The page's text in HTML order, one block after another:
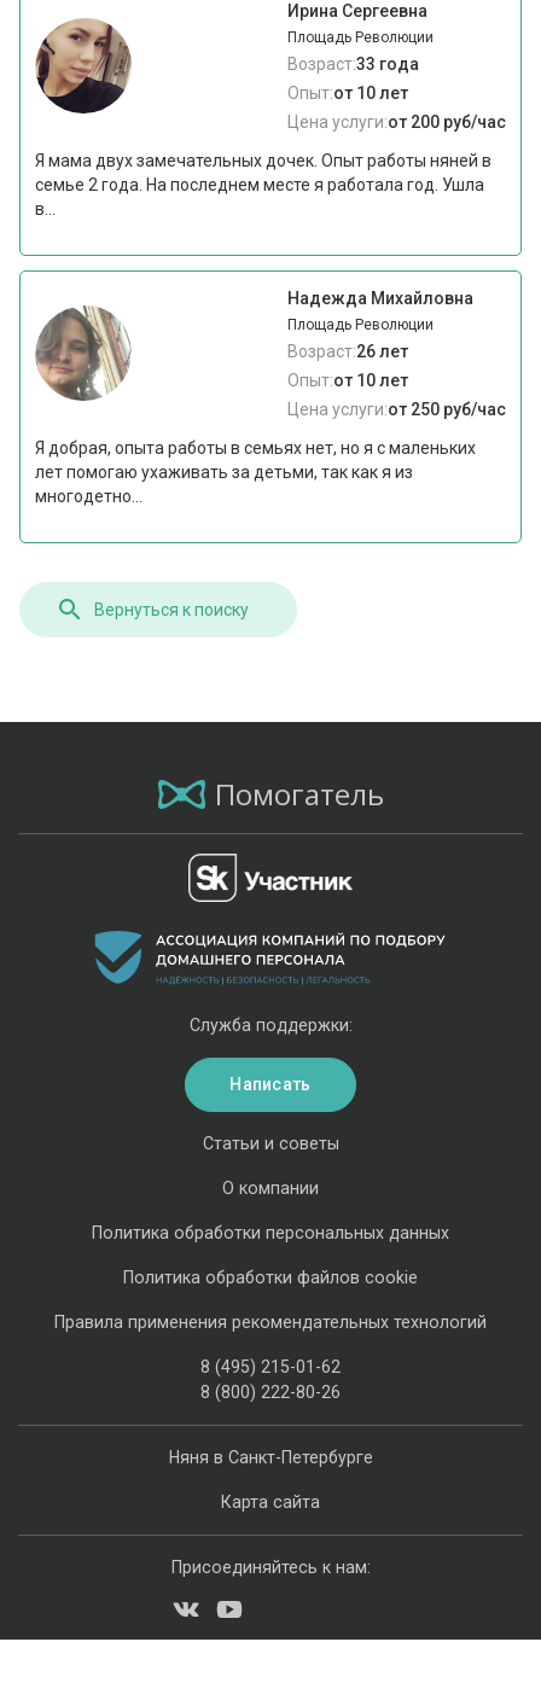
Ирина Сергеевна
Площадь Революции
Возраст:33 года
Опыт:от 10 лет
Цена услуги:от 200 руб/час
Я мама двух замечательных дочек. Опыт работы няней в
семье 2 года. На последнем месте я работала год. Ушла
в...
Надежда Михайловна
Площадь Революции
Возраст:26 лет
Опыт:от 10 лет
Цена услуги:от 250 руб/час
Я добрая, опыта работы в семьях нет, но я с маленьких
лет помогаю ухаживать за детьми, так как я из
многодетно...
Вернуться к поиску
Помогатель
Няня в Санкт-Петербурге
Карта сайта
Статьи и советы
О компании
Политика обработки персональных данных
Политика обработки файлов cookie
Правила применения рекомендательных технологий
8 (495) 215-01-62
8 (800) 222-80-26
Служба поддержки:
Написать
Присоединяйтесь к нам: